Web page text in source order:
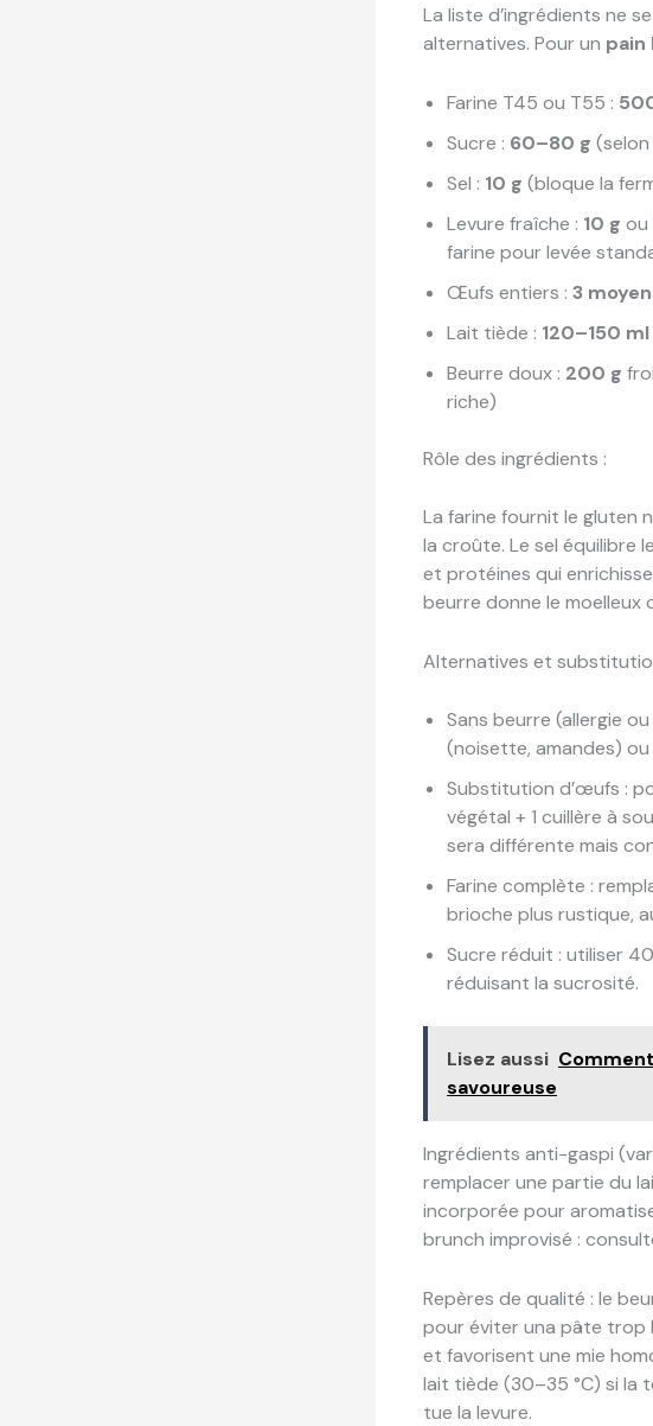
La liste d’ingrédients ne
alternatives. Pour un pain
Farine T45 ou T55 :
Sucre : 60–80 g
Sel : 10 g (bloque la
Levure fraîche : 10 g ou
farine pour levée
Œufs entiers : 3
Lait tiède : 120–150 ml
Beurre doux : 200 g
riche)
Rôle des ingrédients :
La farine fournit le gluten
la croûte. Le sel équilibre
et protéines qui
beurre donne le
Alternatives et
Sans beurre (allergie
(noisette, amandes)
Substitution d’œufs :
végétal + 1 cuillère à
sera différente mais
Farine complète :
brioche plus rustique,
Sucre réduit : utiliser
réduisant la sucrosité.
Lisez aussi
savoureuse
Ingrédients anti-gaspi
remplacer une partie du
incorporée pour
brunch improvisé :
Repères de qualité : le
pour éviter una pâte trop
et favorisent une mie
lait tiède (30–35 °C) si la
tue la levure.